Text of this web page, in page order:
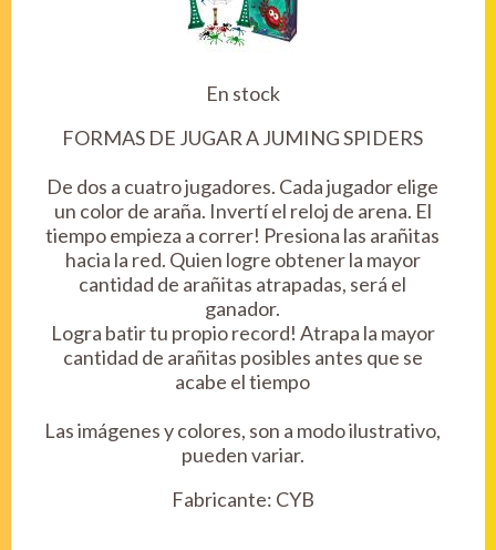
En stock
FORMAS DE JUGAR A JUMING SPIDERS
De dos a cuatro jugadores. Cada jugador elige
un color de araña. Invertí el reloj de arena. El
tiempo empieza a correr! Presiona las arañitas
hacia la red. Quien logre obtener la mayor
cantidad de arañitas atrapadas, será el
ganador.
Logra batir tu propio record! Atrapa la mayor
cantidad de arañitas posibles antes que se
acabe el tiempo
Las imágenes y colores, son a modo ilustrativo,
pueden variar.
Fabricante: CYB